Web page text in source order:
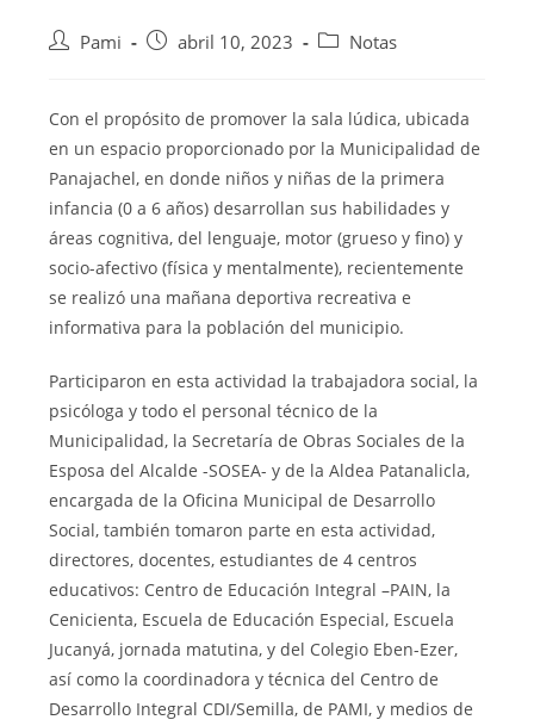
Pami abril 10, 2023 Notas
Con el propósito de promover la sala lúdica, ubicada
en un espacio proporcionado por la Municipalidad de
Panajachel, en donde niños y niñas de la primera
infancia (0 a 6 años) desarrollan sus habilidades y
áreas cognitiva, del lenguaje, motor (grueso y fino) y
socio-afectivo (física y mentalmente), recientemente
se realizó una mañana deportiva recreativa e
informativa para la población del municipio.
Participaron en esta actividad la trabajadora social, la
psicóloga y todo el personal técnico de la
Municipalidad, la Secretaría de Obras Sociales de la
Esposa del Alcalde -SOSEA- y de la Aldea Patanalicla,
encargada de la Oficina Municipal de Desarrollo
Social, también tomaron parte en esta actividad,
directores, docentes, estudiantes de 4 centros
educativos: Centro de Educación Integral –PAIN, la
Cenicienta, Escuela de Educación Especial, Escuela
Jucanyá, jornada matutina, y del Colegio Eben-Ezer,
así como la coordinadora y técnica del Centro de
Desarrollo Integral CDI/Semilla, de PAMI, y medios de